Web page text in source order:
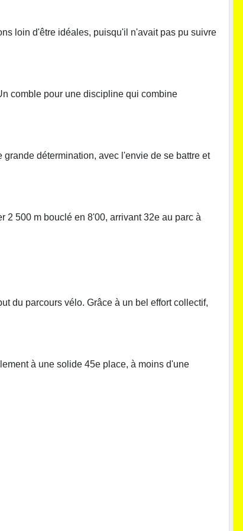
loin d'être idéales, puisqu'il n'avait pas pu suivre
comble pour une discipline qui combine
détermination, avec l'envie de se battre et
2 500 m bouclé en 8'00, arrivant 32e au parc à
du parcours vélo. Grâce à un bel effort collectif,
à une solide 45e place, à moins d'une